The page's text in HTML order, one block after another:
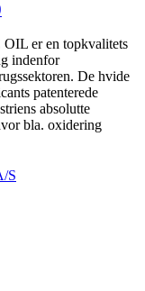
er en topkvalitets
indenfor
De hvide
patenterede
absolutte
bla. oxidering